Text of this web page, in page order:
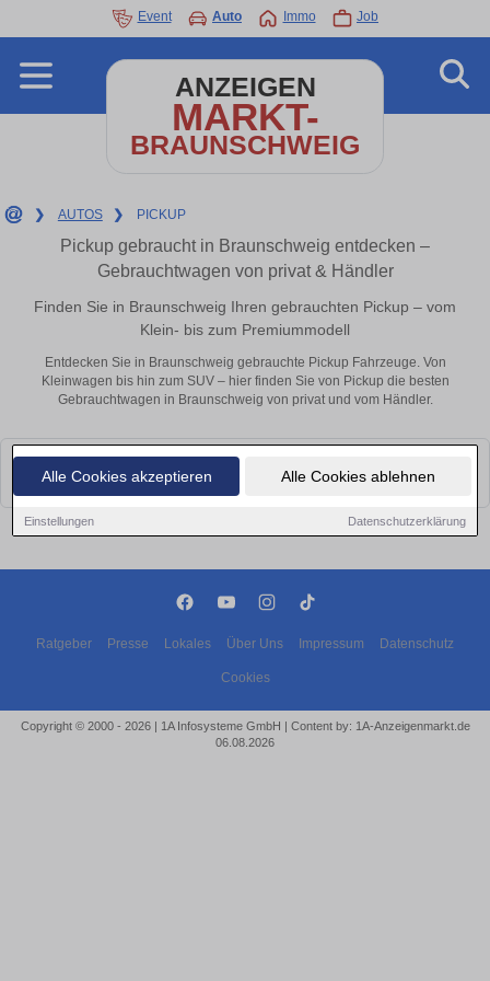
Alle Cookies akzeptieren Alle Cookies ablehnen
Einstellungen Datenschutzerklärung
Event Auto Immo Job
ANZEIGEN
MARKT-
BRAUNSCHWEIG
❯ AUTOS ❯ PICKUP
Pickup gebraucht in Braunschweig entdecken –
Gebrauchtwagen von privat & Händler
Finden Sie in Braunschweig Ihren gebrauchten Pickup – vom
Klein- bis zum Premiummodell
Entdecken Sie in Braunschweig gebrauchte Pickup Fahrzeuge. Von
Kleinwagen bis hin zum SUV – hier finden Sie von Pickup die besten
Gebrauchtwagen in Braunschweig von privat und vom Händler.
Leider konnten wir derzeit keine passenden Autos finden. Schauen Sie
bald wieder vorbei!
Ratgeber Presse Lokales Über Uns Impressum Datenschutz
Cookies
Copyright © 2000 - 2026 | 1A Infosysteme GmbH | Content by: 1A-Anzeigenmarkt.de
06.08.2026